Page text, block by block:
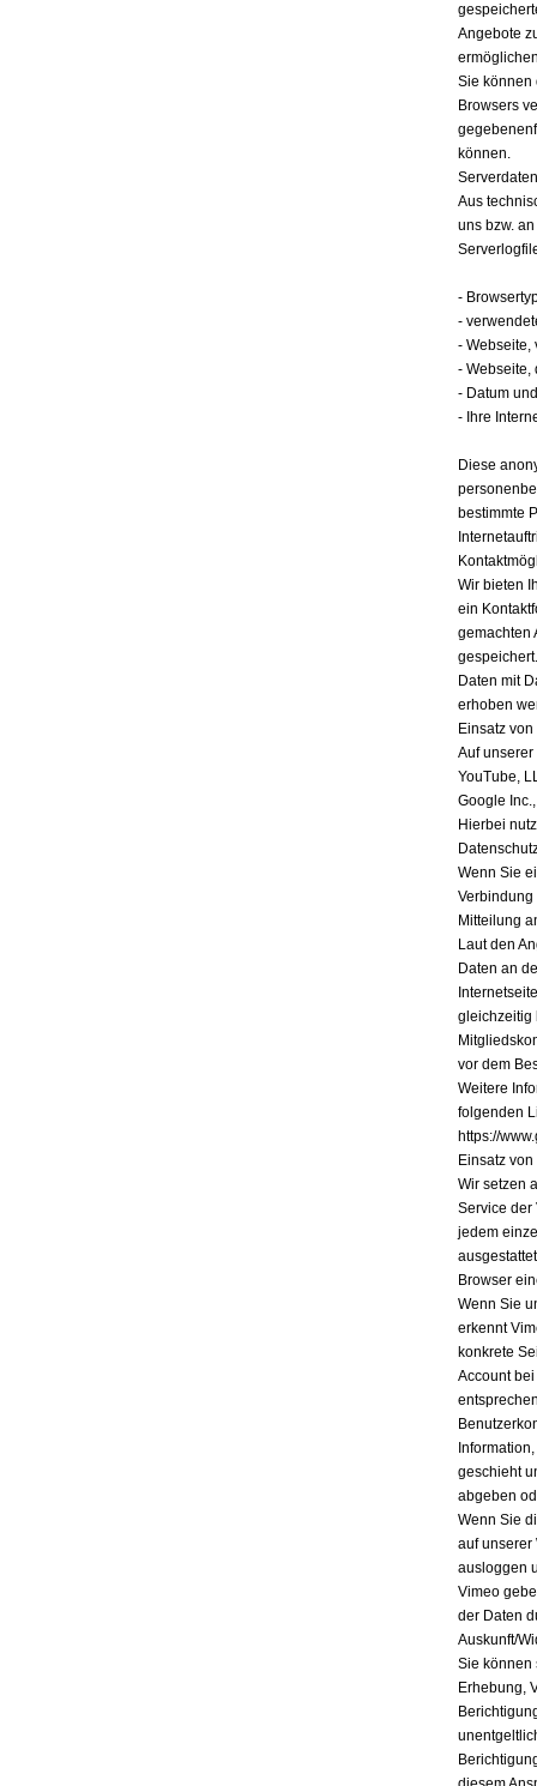
Angebote
Sie können
Browsers
können.
Serverdaten
Aus
uns bzw.
-
-
- Webseite,
- Webseite,
- Datum
- Ihre
Diese
bestimmte
Wir bieten
ein
gemachten
Daten mit
erhoben
Einsatz
Auf
YouTube,
Google
Hierbei
Wenn Sie
Verbindung
Mitteilung
Laut den
Daten an
gleichzeitig
vor dem
Weitere
folgenden
https://
Einsatz
Wir setzen
Service der
jedem
Browser
Wenn Sie
erkennt
konkrete
Account
geschieht
abgeben
Wenn Sie
auf unserer
ausloggen
Vimeo
der Daten
Auskunft/
Sie können
Erhebung,